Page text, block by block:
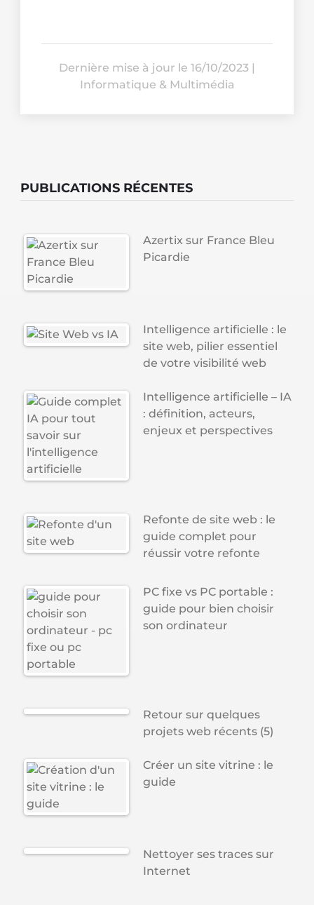
Dernière mise à jour le 16/10/2023 |
Informatique & Multimédia
PUBLICATIONS RÉCENTES
Azertix sur France Bleu
Picardie
Intelligence artificielle : le
site web, pilier essentiel
de votre visibilité web
Intelligence artificielle – IA
: définition, acteurs,
enjeux et perspectives
Refonte de site web : le
guide complet pour
réussir votre refonte
PC fixe vs PC portable :
guide pour bien choisir
son ordinateur
Retour sur quelques
projets web récents (5)
Créer un site vitrine : le
guide
Nettoyer ses traces sur
Internet